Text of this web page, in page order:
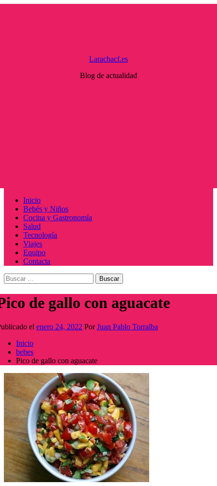
Larachacf.es
Blog de actualidad
Menú
principal
Inicio
Bebés y Niños
Cocina y Gastronomía
Salud
Tecnología
Viajes
Equipo
Contacta
Buscar:
de gallo con aguacate
el enero 24, 2022 PorJuan Pablo Torralba
Inicio
bebes
Pico de gallo con aguacate